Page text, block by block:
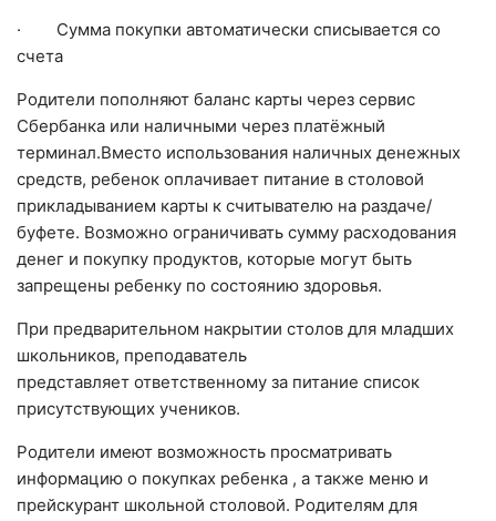
· Сумма покупки автоматически списывается со
счета
Родители пополняют баланс карты через сервис
Сбербанка или наличными через платёжный
терминал.Вместо использования наличных денежных
средств, ребенок оплачивает питание в столовой
прикладыванием карты к считывателю на раздаче/
буфете. Возможно ограничивать сумму расходования
денег и покупку продуктов, которые могут быть
запрещены ребенку по состоянию здоровья.
При предварительном накрытии столов для младших
школьников, преподаватель
представляет ответственному за питание список
присутствующих учеников.
Родители имеют возможность просматривать
информацию о покупках ребенка , а также меню и
прейскурант школьной столовой. Родителям для